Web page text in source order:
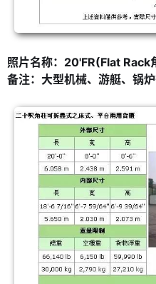
照片名称：20'FR(Flat Rack
备注：大型机械、游艇、锅